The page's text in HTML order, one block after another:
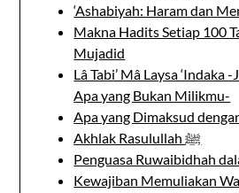
‘Ashabiyah: Haram dan
Makna Hadits Setiap 100
Mujadid
Lâ Tabi’ Mâ Laysa ‘Indaka
Apa yang Bukan Milikmu-
Apa yang Dimaksud
Akhlak Rasulullah ﷺ
Penguasa Ruwaibidhah
Kewajiban Memuliakan